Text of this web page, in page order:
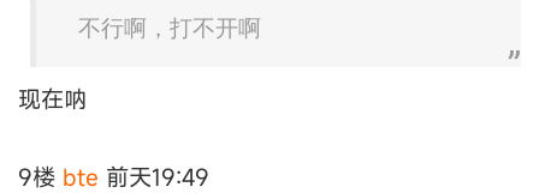
不行啊，打不开啊
现在呐
9楼 bte 前天19:49